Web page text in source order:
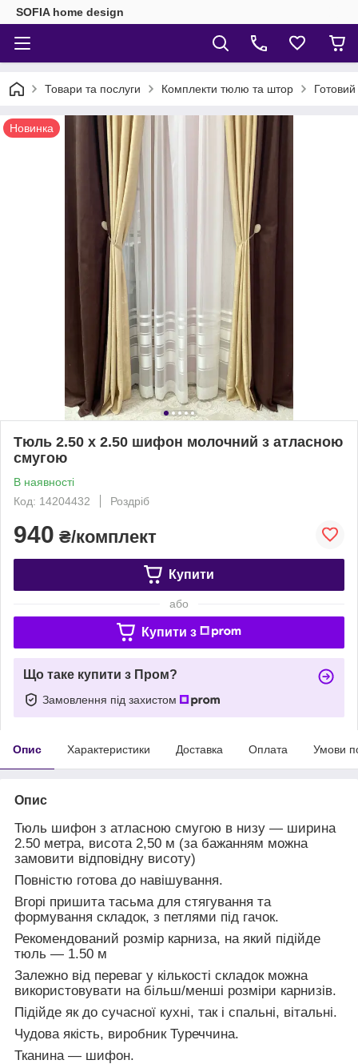
SOFIA home design
Товари та послуги Комплекти тюлю та штор
Новинка
Тюль 2.50 х 2.50 шифон молочний з атласною
смугою
В наявності
Код: 14204432
Роздріб
940 ₴/комплект
Купити
або
Купити з
Що таке купити з Пром?
Замовлення під захистом
Опис Характеристики Доставка Оплата Умови
Опис
Тюль шифон з атласною смугою в низу — ширина
2.50 метра, висота 2,50 м (за бажанням можна
замовити відповідну висоту)
Повністю готова до навішування.
Вгорі пришита тасьма для стягування та
формування складок, з петлями під гачок.
Рекомендований розмір карниза, на який підійде
тюль — 1.50 м
Залежно від переваг у кількості складок можна
використовувати на більш/менші розміри карнизів.
Підійде як до сучасної кухні, так і спальні, вітальні.
Чудова якість, виробник Туреччина.
Тканина — шифон.